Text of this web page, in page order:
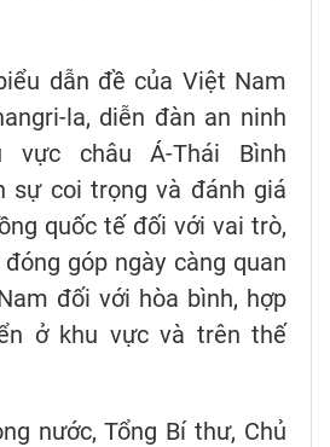
dẫn đề của Việt Nam
la, diễn đàn an ninh
vực châu Á-Thái Bình
sự coi trọng và đánh giá
quốc tế đối với vai trò,
góp ngày càng quan
đối với hòa bình, hợp
ở khu vực và trên thế
nước, Tổng Bí thư, Chủ